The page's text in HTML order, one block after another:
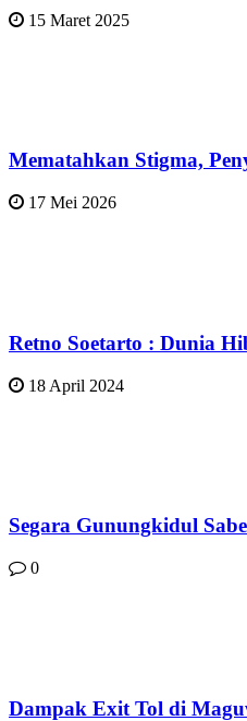
15 Maret 2025
Mematahkan Stigma,
17 Mei 2026
Retno Soetarto : Dunia
18 April 2024
Segara Gunungkidul
0
Dampak Exit Tol di